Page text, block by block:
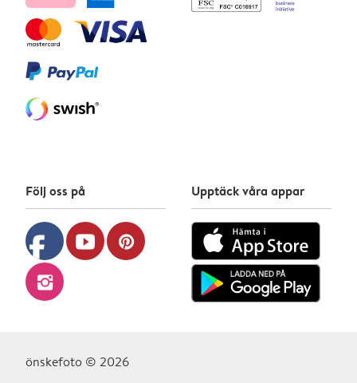
Följ oss på
facebook youtube pinterest
instagram
Upptäck våra appar
önskefoto © 2026